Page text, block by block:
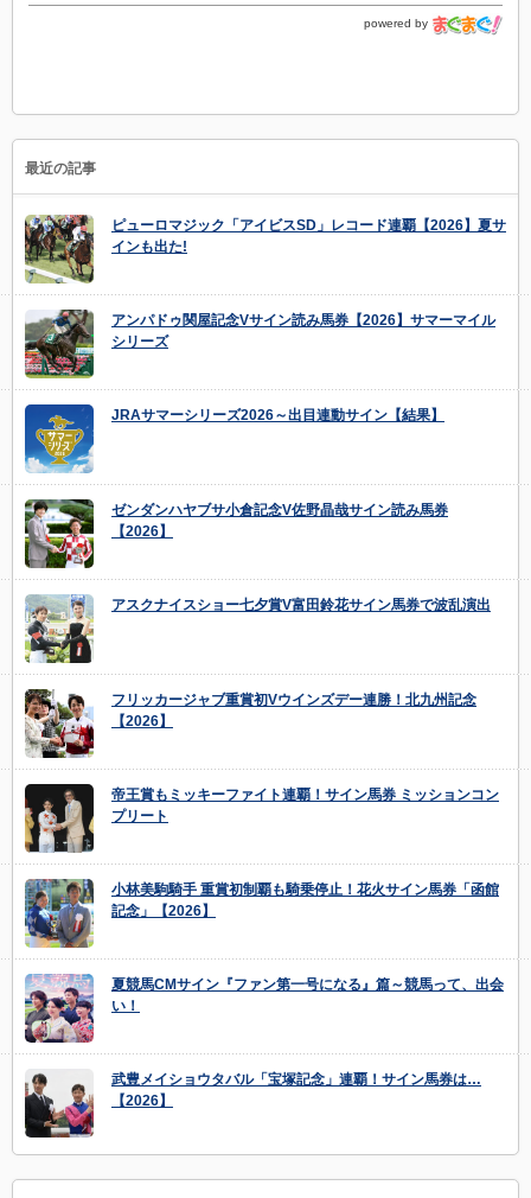
powered by
最近の記事
ピューロマジック「アイビスSD」レコード連覇【2026】夏サ
インも出た!
アンパドゥ関屋記念Vサイン読み馬券【2026】サマーマイル
シリーズ
JRAサマーシリーズ2026～出目連動サイン【結果】
ゼンダンハヤブサ小倉記念V佐野晶哉サイン読み馬券
【2026】
アスクナイスショー七夕賞V富田鈴花サイン馬券で波乱演出
フリッカージャブ重賞初Vウインズデー連勝！北九州記念
【2026】
帝王賞もミッキーファイト連覇！サイン馬券 ミッションコン
プリート
小林美駒騎手 重賞初制覇も騎乗停止！花火サイン馬券「函館
記念」【2026】
夏競馬CMサイン『ファン第一号になる』篇～競馬って、出会
い！
武豊メイショウタバル「宝塚記念」連覇！サイン馬券は…
【2026】